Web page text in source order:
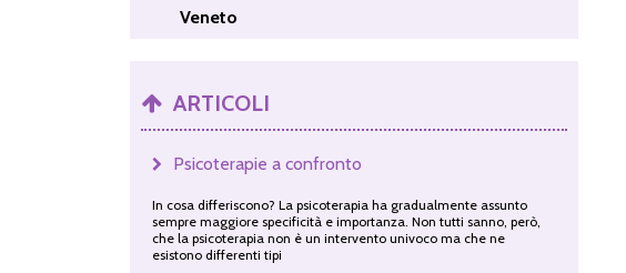
Veneto
ARTICOLI
Psicoterapie a confronto
In cosa differiscono? La psicoterapia ha gradualmente assunto
sempre maggiore specificità e importanza. Non tutti sanno, però,
che la psicoterapia non è un intervento univoco ma che ne
esistono differenti tipi